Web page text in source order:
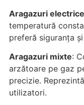
Aragazuri electrice
temperatură
preferă siguranța
Aragazuri mixte:
arzătoare pe gaz
precizie.
utilizatori.